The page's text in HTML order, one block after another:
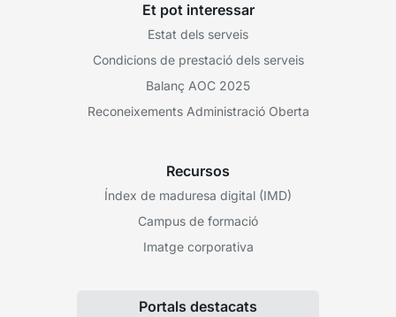
Et pot interessar
Estat dels serveis
Condicions de prestació dels serveis
Balanç AOC 2025
Reconeixements Administració Oberta
Recursos
Índex de maduresa digital (IMD)
Campus de formació
Imatge corporativa
Portals destacats